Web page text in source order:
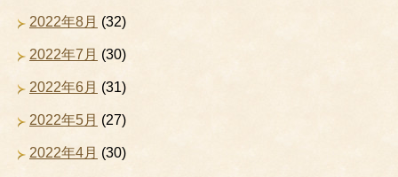
2022年8月 (32)
2022年7月 (30)
2022年6月 (31)
2022年5月 (27)
2022年4月 (30)